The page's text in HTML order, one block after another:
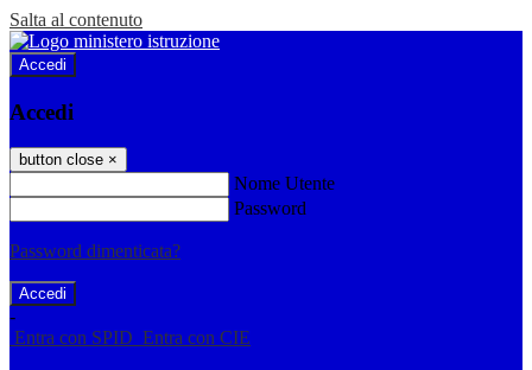
Salta al contenuto
Accedi
Accedi
button close ×
Nome Utente
Password
Password dimenticata?
-
Entra con SPID Entra con CIE